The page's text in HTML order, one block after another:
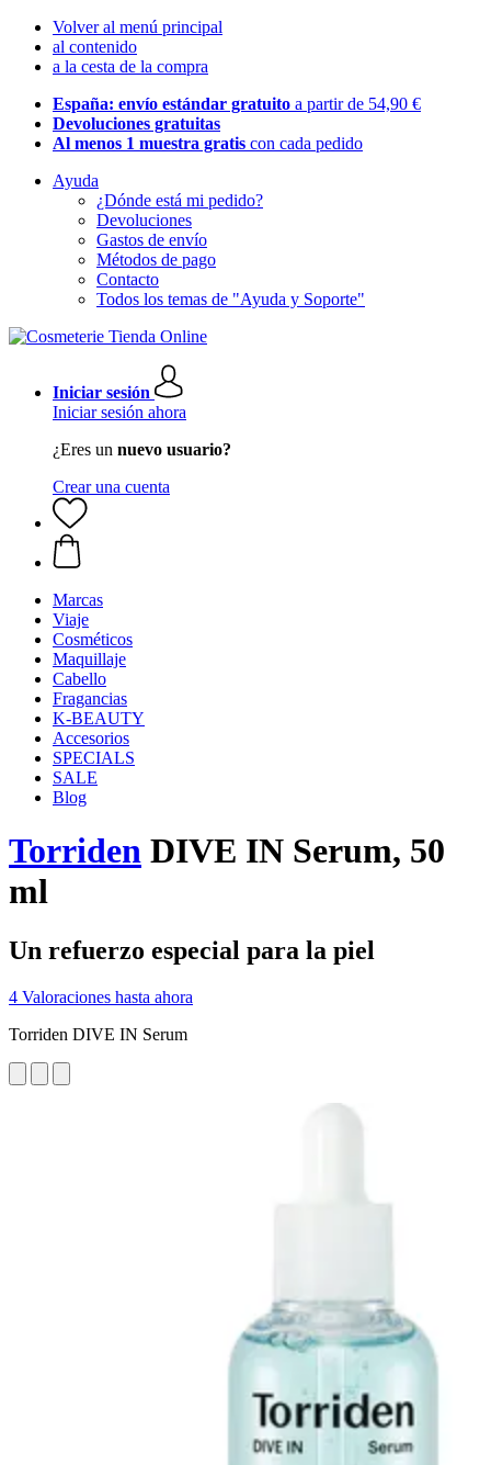
Volver al menú principal
al contenido
a la cesta de la compra
España: envío estándar gratuito a partir de 54,90 €
Devoluciones gratuitas
Al menos 1 muestra gratis con cada pedido
Ayuda
¿Dónde está mi pedido?
Devoluciones
Gastos de envío
Métodos de pago
Contacto
Todos los temas de "Ayuda y Soporte"
Iniciar sesión
Iniciar sesión ahora
¿Eres un nuevo usuario?
Crear una cuenta
Marcas
Viaje
Cosméticos
Maquillaje
Cabello
Fragancias
K-BEAUTY
Accesorios
SPECIALS
SALE
Blog
Torriden DIVE IN Serum, 50
ml
Un refuerzo especial para la piel
4 Valoraciones hasta ahora
Torriden DIVE IN Serum